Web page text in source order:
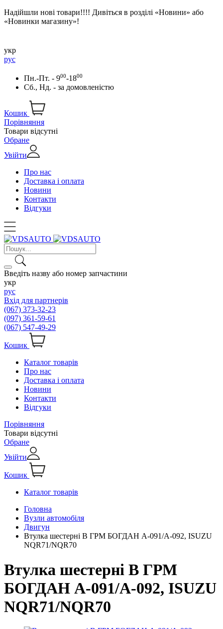
Надійшли нові товари!!!! Дивіться в розділі «Новини» або
«Новинки магазину»!
укр
рус
Пн.-Пт. - 900-1800
Сб., Нд. - за домовленістю
Кошик
Порівняння
Товари відсутні
Обране
Увійти
Про нас
Доставка і оплата
Новини
Контакти
Відгуки
Введіть назву або номер запчастини
укр
рус
Вхід для партнерів
(067) 373-32-23
(097) 361-59-61
(067) 547-49-29
Кошик
Каталог товарів
Про нас
Доставка і оплата
Новини
Контакти
Відгуки
Порівняння
Товари відсутні
Обране
Увійти
Кошик
Каталог товарів
Головна
Вузли автомобіля
Двигун
Втулка шестерні В ГРМ БОГДАН А-091/А-092, ISUZU
NQR71/NQR70
Втулка шестерні В ГРМ
БОГДАН А-091/А-092, ISUZU
NQR71/NQR70